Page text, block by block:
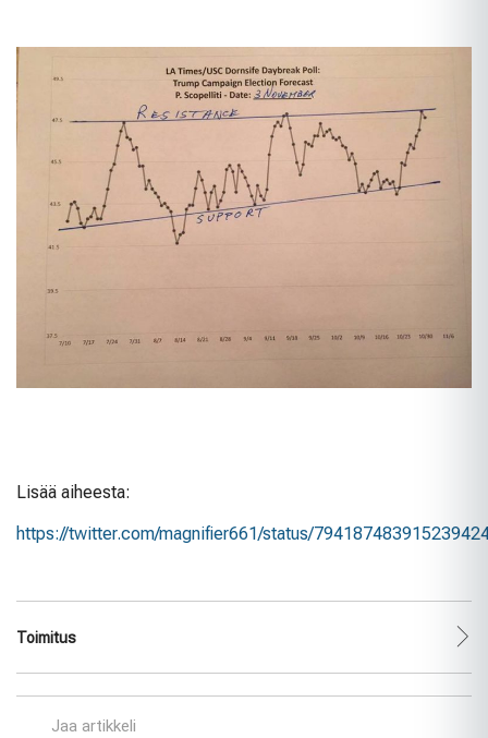
Lisää aiheesta:
https://twitter.com/magnifier661/status/
Toimitus
Jaa artikkeli